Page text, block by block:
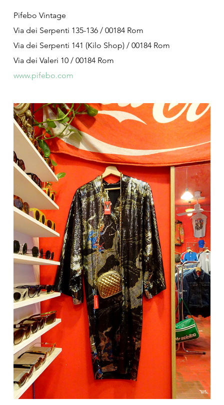
Pifebo Vintage
Via dei Serpenti 135-136 / 00184 Rom
Via dei Serpenti 141 (Kilo Shop) / 00184 Rom
Via dei Valeri 10 / 00184 Rom
www.pifebo.com